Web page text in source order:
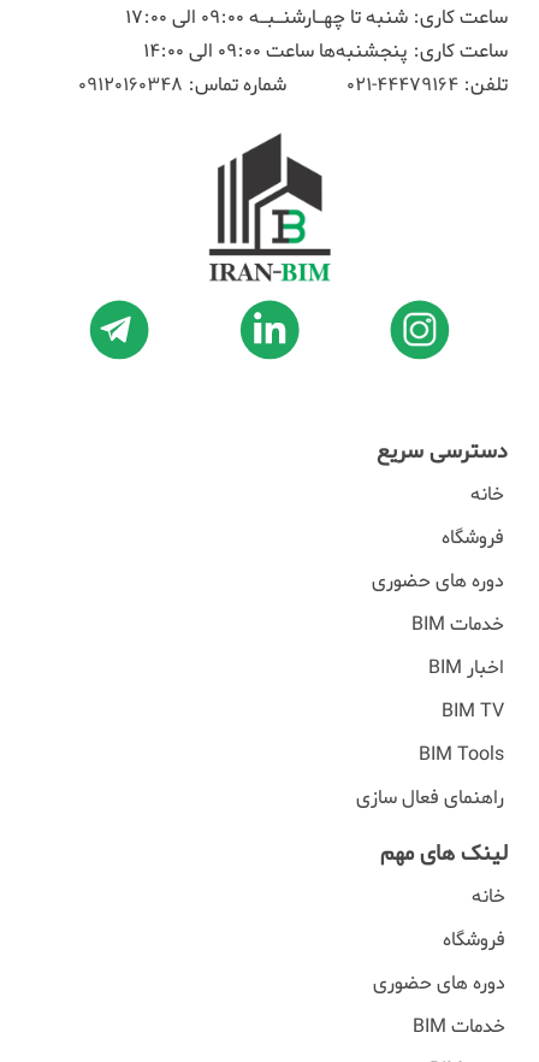
ساعت کاری: شنبه تا چهـارشنـبـه 09:00 الی 17:00
ساعت کاری: پنجشنبه‌ها ساعت 09:00 الی 14:00
تلفن: 44479164-021 شماره تماس: 09120160348
دسترسی سریع
خانه
فروشگاه
دوره های حضوری
خدمات BIM
اخبار BIM
BIM TV
BIM Tools
راهنمای فعال سازی
لینک های مهم
خانه
فروشگاه
دوره های حضوری
خدمات BIM